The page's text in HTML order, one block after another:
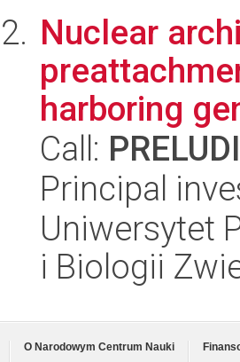
Nuclear
harboring
Call:
Principal
Uniwersytet
i Biologii
O Narodowym Centrum Nauki